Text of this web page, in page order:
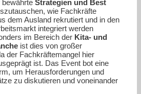
Strategien und Best
wie Fachkräfte
dem Ausland rekrutiert und in den
integriert werden
im Bereich der Kita- und
ist dies von großer
der Fachkräftemangel hier
ist. Das Event bot eine
um Herausforderungen und
zu diskutieren und voneinander